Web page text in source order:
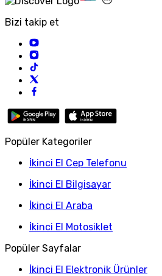
Bizi takip et
Popüler Kategoriler
İkinci El Cep Telefonu
İkinci El Bilgisayar
İkinci El Araba
İkinci El Motosiklet
Popüler Sayfalar
İkinci El Elektronik Ürünler